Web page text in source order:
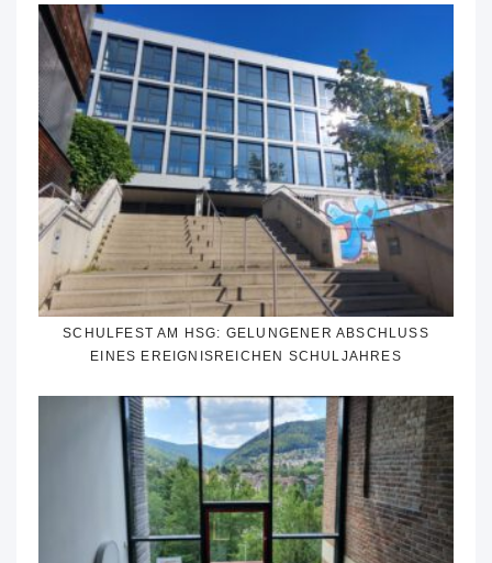
SCHULFEST AM HSG: GELUNGENER ABSCHLUSS
EINES EREIGNISREICHEN SCHULJAHRES